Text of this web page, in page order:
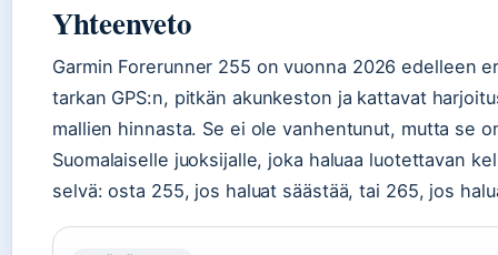
Yhteenveto
Garmin Forerunner 255 on vuonna 2026 edelleen
tarkan GPS:n, pitkän akunkeston ja kattavat
mallien hinnasta. Se ei ole vanhentunut, mutta se
Suomalaiselle juoksijalle, joka haluaa luotettavan
selvä: osta 255, jos haluat säästää, tai 265, jos